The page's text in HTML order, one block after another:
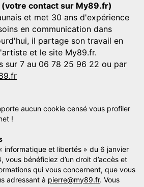
contact sur My89.fr)
et met 30 ans d'expérience
en communication dans
il partage son travail en
et le site My89.fr.
sur 7 au 06 78 25 96 22 ou par
aucun cookie censé vous profiler
!
informatique et libertés » du 6 janvier
vous bénéficiez d’un droit d’accès et
qui vous concernent, que vous
adressant à pierre@my89.fr. Vous